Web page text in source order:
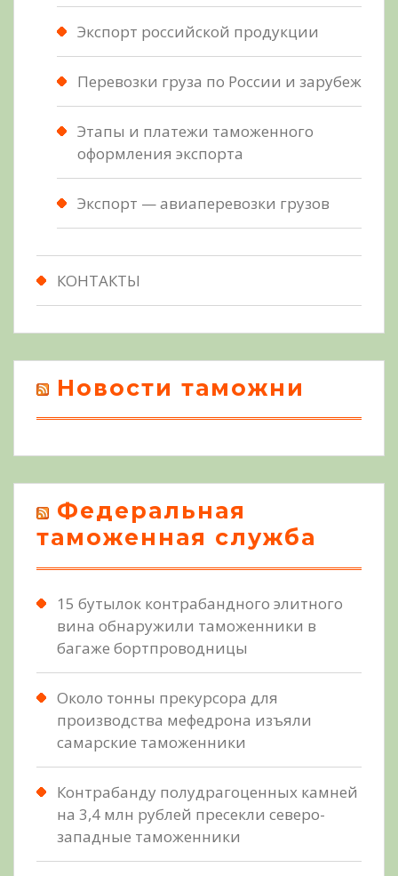
Экспорт российской продукции
Перевозки груза по России и зарубеж
Этапы и платежи таможенного
оформления экспорта
Экспорт — авиаперевозки грузов
КОНТАКТЫ
Новости таможни
Федеральная
таможенная служба
15 бутылок контрабандного элитного
вина обнаружили таможенники в
багаже бортпроводницы
Около тонны прекурсора для
производства мефедрона изъяли
самарские таможенники
Контрабанду полудрагоценных камней
на 3,4 млн рублей пресекли северо-
западные таможенники